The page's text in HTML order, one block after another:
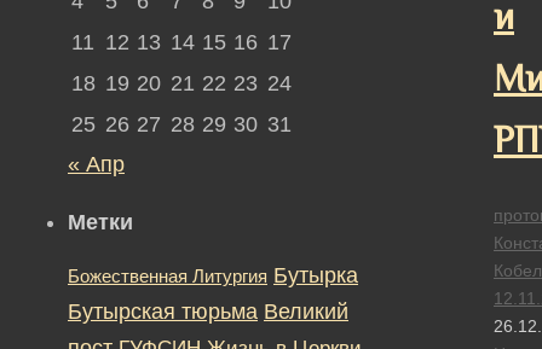
и
11 12 13 14 15 16 17
18 19 20 21 22 23 24
25 26 27 28 29 30 31
« Апр
Метки
Божественная Литургия Бутырка
Бутырская тюрьма Великий